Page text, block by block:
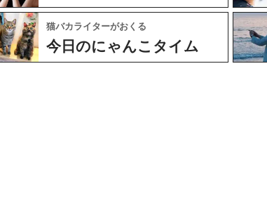
猫バカライターがおくる
今日のにゃんこタイム